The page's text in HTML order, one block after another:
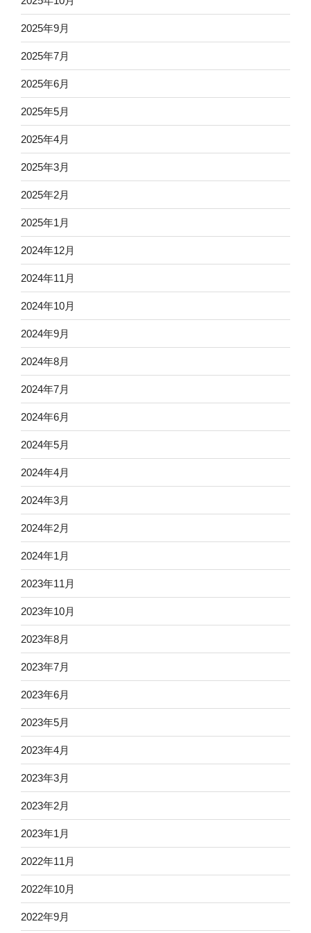
2025年9月
2025年7月
2025年6月
2025年5月
2025年4月
2025年3月
2025年2月
2025年1月
2024年12月
2024年11月
2024年10月
2024年9月
2024年8月
2024年7月
2024年6月
2024年5月
2024年4月
2024年3月
2024年2月
2024年1月
2023年11月
2023年10月
2023年8月
2023年7月
2023年6月
2023年5月
2023年4月
2023年3月
2023年2月
2023年1月
2022年11月
2022年10月
2022年9月